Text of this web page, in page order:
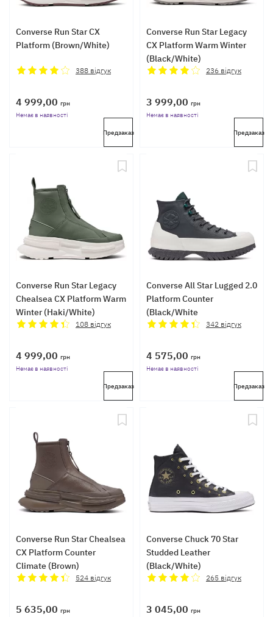
Converse Run Star CX
Platform (Brown/White)
388 відгук
4 999,00 грн
Немає в наявності
Предзаказ
Converse Run Star Legacy
CX Platform Warm Winter
(Black/White)
236 відгук
3 999,00 грн
Немає в наявності
Предзаказ
Converse Run Star Legacy
Chealsea CX Platform Warm
Winter (Haki/White)
108 відгук
4 999,00 грн
Немає в наявності
Предзаказ
Converse All Star Lugged 2.0
Platform Counter
(Black/White
342 відгук
4 575,00 грн
Немає в наявності
Предзаказ
Converse Run Star Chealsea
CX Platform Counter
Climate (Brown)
524 відгук
5 635,00 грн
Converse Chuck 70 Star
Studded Leather
(Black/White)
265 відгук
3 045,00 грн